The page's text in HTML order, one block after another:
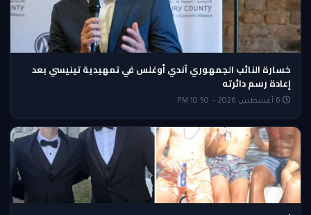
خسارة النائب الجمهوري آندي أوغلس في تمهيدية تينيسي بعد
إعادة رسم دائرته